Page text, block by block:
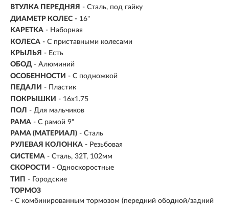
ВТУЛКА ПЕРЕДНЯЯ - Сталь, под гайку
ДИАМЕТР КОЛЕС - 16"
КАРЕТКА - Наборная
КОЛЕСА - С приставными колесами
КРЫЛЬЯ - Есть
ОБОД - Алюминий
ОСОБЕННОСТИ - С подножкой
ПЕДАЛИ - Пластик
ПОКРЫШКИ - 16x1.75
ПОЛ - Для мальчиков
РАМА - С рамой 9"
РАМА (МАТЕРИАЛ) - Сталь
РУЛЕВАЯ КОЛОНКА - Резьбовая
СИСТЕМА - Сталь, 32Т, 102мм
СКОРОСТИ - Односкоростные
ТИП - Городские
ТОРМОЗ
- С комбинированным тормозом (передний ободной/задний